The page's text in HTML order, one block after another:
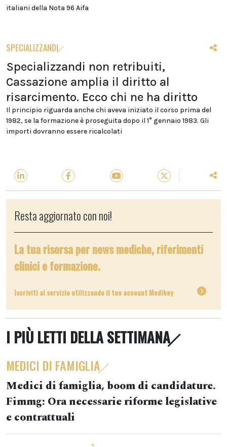
italiani della Nota 96 Aifa
SPECIALIZZANDI
Specializzandi non retribuiti,
Cassazione amplia il diritto al
risarcimento. Ecco chi ne ha diritto
Il principio riguarda anche chi aveva iniziato il corso prima del
1982, se la formazione è proseguita dopo il 1° gennaio 1983. Gli
importi dovranno essere ricalcolati
Resta aggiornato con noi!
La tua risorsa per news mediche, riferimenti
clinici e formazione.
Iscriviti al servizio utilizzando il tuo account Medikey
I PIÙ LETTI DELLA SETTIMANA
MEDICI DI FAMIGLIA
Medici di famiglia, boom di candidature.
Fimmg: Ora necessarie riforme legislative
e contrattuali